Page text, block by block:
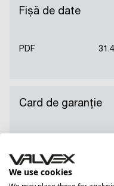
Fișă de date
PDF
Card de garanție
We use cookies